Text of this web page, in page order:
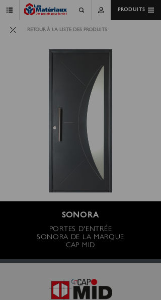
PRODUITS
RETOUR À LA LISTE DES PRODUITS
SONORA
PORTES D'ENTRÉE
SONORA DE LA MARQUE
CAP MID